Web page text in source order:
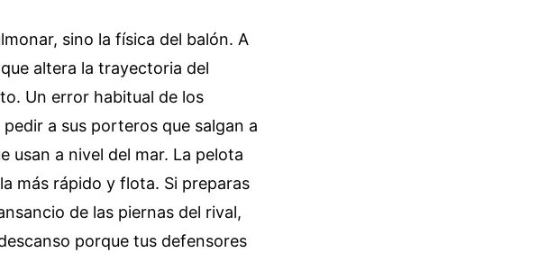
sino la física del balón. A
altera la trayectoria del
Un error habitual de los
a sus porteros que salgan a
usan a nivel del mar. La pelota
más rápido y flota. Si preparas
de las piernas del rival,
porque tus defensores